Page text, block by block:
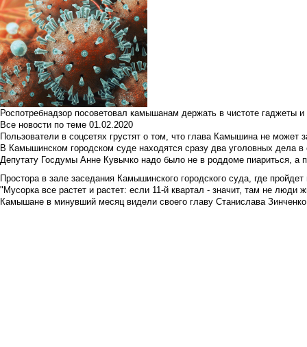
Роспотребнадзор посоветовал камышанам держать в чистоте гаджеты
Все новости по теме 01.02.2020
Пользователи в соцсетях грустят о том, что глава Камышина не может
В Камышинском городском суде находятся сразу два уголовных дела
Депутату Госдумы Анне Кувычко надо было не в роддоме пиариться, а
Простора в зале заседания Камышинского городского суда, где
"Мусорка все растет и растет: если 11-й квартал - значит, там не люди
Камышане в минувший месяц видели своего главу Станислава Зинченко